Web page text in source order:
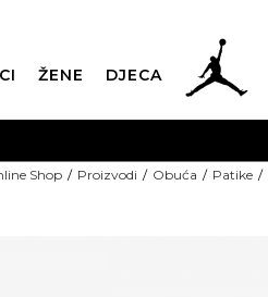
ŽENE DJECA
Shop Proizvodi Obuća Patike